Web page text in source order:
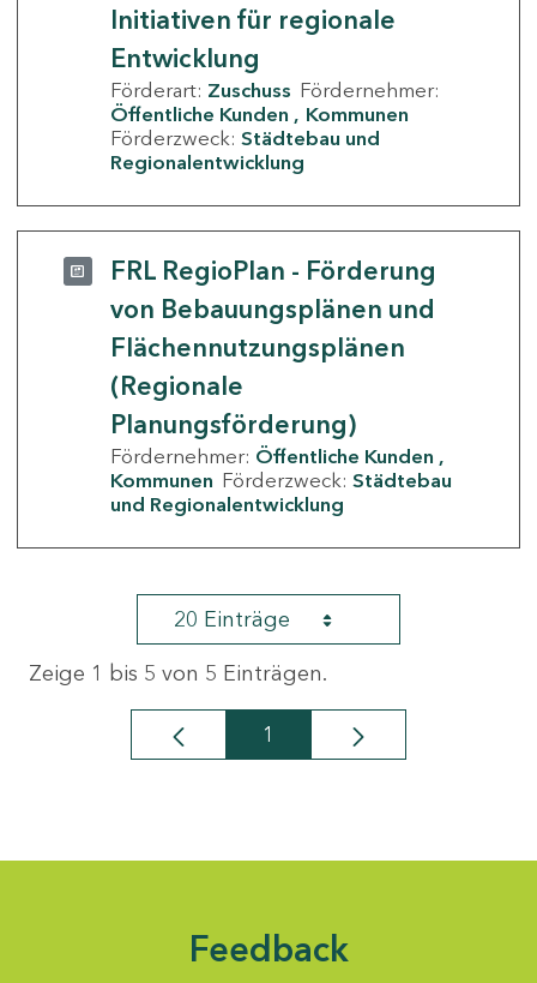
Initiativen für regionale
Entwicklung
Förderart: Zuschuss Fördernehmer:
Öffentliche Kunden
Kommunen
Förderzweck: Städtebau und
Regionalentwicklung
FRL RegioPlan - Förderung
von Bebauungsplänen und
Flächennutzungsplänen
(Regionale
Planungsförderung)
Fördernehmer: Öffentliche Kunden
Kommunen Förderzweck: Städtebau
und Regionalentwicklung
20 Einträge
Zeige 1 bis 5 von 5 Einträgen.
Seite
1
Feedback